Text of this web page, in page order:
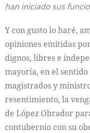
han iniciado sus
Y con gusto lo haré,
opiniones emitidas
dignos, libres e
mayoría, en el sentido
magistrados y
resentimiento, la
de López Obrador
contubernio con su